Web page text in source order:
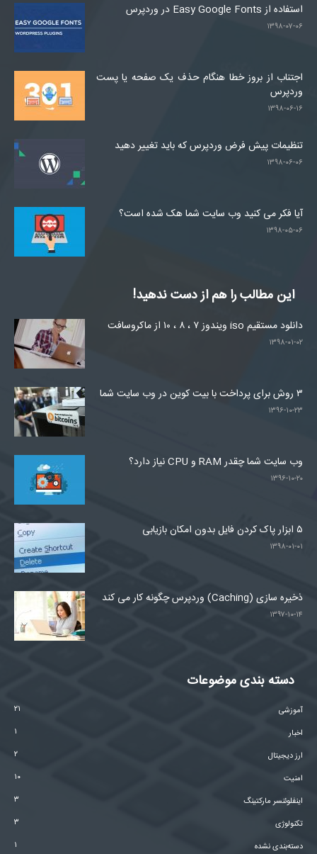
استفاده از Easy Google Fonts در وردپرس
۱۳۹۸-۰۷-۰۶
اجتناب از بروز خطا هنگام حذف یک صفحه یا پست
وردپرس
۱۳۹۸-۰۶-۱۶
تنظیمات پیش فرض وردپرس که باید تغییر دهید
۱۳۹۸-۰۶-۰۶
آیا فکر می کنید وب سایت شما هک شده است؟
۱۳۹۸-۰۵-۰۶
این مطالب را هم از دست ندهید!
دانلود مستقیم iso ویندوز ۷ ، ۸ ، ۱۰ از ماکروسافت
۱۳۹۸-۰۱-۰۲
۳ روش برای پرداخت با بیت کوین در وب سایت شما
۱۳۹۶-۱۰-۲۳
وب سایت شما چقدر RAM و CPU نیاز دارد؟
۱۳۹۶-۱۰-۲۰
۵ ابزار پاک کردن فایل بدون امکان بازیابی
۱۳۹۸-۰۱-۰۱
ذخیره سازی (Caching) وردپرس چگونه کار می کند
۱۳۹۷-۱۰-۱۴
دسته بندی موضوعات
آموزشی
۲۱
اخبار
۱
ارز دیجیتال
۲
امنیت
۱۰
اینفلوئنسر مارکتینگ
۳
تکنولوژی
۳
دسته‌بندی نشده
۱